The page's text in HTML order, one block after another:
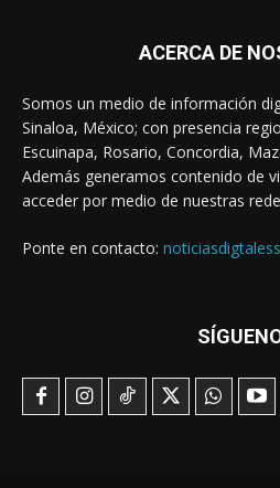
ACERCA DE
Somos un medio de información
Sinaloa, México; con presencia
Escuinapa, Rosario, Concordia,
Además generamos contenido de
acceder por medio de nuestras
Ponte en contacto: